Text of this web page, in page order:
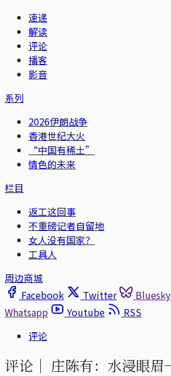
速递
解读
评论
播客
影音
系列
2026伊朗战争
香港世纪大火
“中国有稀土”
情色的未来
栏目
返工这回事
不重磅记者自留地
女人没有国家？
工具人
周边商城
Facebook
Twitter Bluesky
Whatsapp
Youtube
RSS
评论
评论｜ 庄陈有：水浸眼